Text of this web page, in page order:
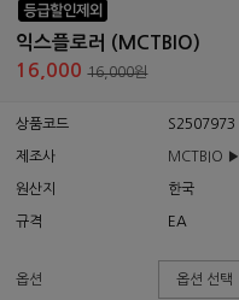
익스플로러 (MCTBIO)
16,00016,000원
상품코드 S2507973
제조사 MCTBIO ▶
원산지 한국
규격 EA
옵션